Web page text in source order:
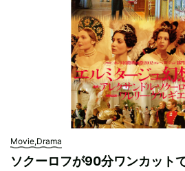
Movie,Drama
ソクーロフが90分ワンカット